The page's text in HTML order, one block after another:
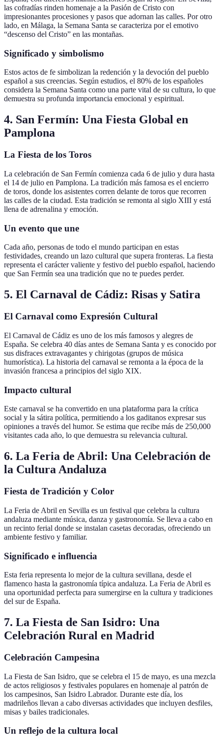
las cofradías rinden homenaje a la Pasión de Cristo con
impresionantes procesiones y pasos que adornan las calles. Por otro
lado, en Málaga, la Semana Santa se caracteriza por el emotivo
“descenso del Cristo” en las montañas.
Significado y simbolismo
Estos actos de fe simbolizan la redención y la devoción del pueblo
español a sus creencias. Según estudios, el 80% de los españoles
considera la Semana Santa como una parte vital de su cultura, lo que
demuestra su profunda importancia emocional y espiritual.
4. San Fermín: Una Fiesta Global en
Pamplona
La Fiesta de los Toros
La celebración de San Fermín comienza cada 6 de julio y dura hasta
el 14 de julio en Pamplona. La tradición más famosa es el encierro
de toros, donde los asistentes corren delante de toros que recorren
las calles de la ciudad. Esta tradición se remonta al siglo XIII y está
llena de adrenalina y emoción.
Un evento que une
Cada año, personas de todo el mundo participan en estas
festividades, creando un lazo cultural que supera fronteras. La fiesta
representa el carácter valiente y festivo del pueblo español, haciendo
que San Fermín sea una tradición que no te puedes perder.
5. El Carnaval de Cádiz: Risas y Satira
El Carnaval como Expresión Cultural
El Carnaval de Cádiz es uno de los más famosos y alegres de
España. Se celebra 40 días antes de Semana Santa y es conocido por
sus disfraces extravagantes y chirigotas (grupos de música
humorística). La historia del carnaval se remonta a la época de la
invasión francesa a principios del siglo XIX.
Impacto cultural
Este carnaval se ha convertido en una plataforma para la crítica
social y la sátira política, permitiendo a los gaditanos expresar sus
opiniones a través del humor. Se estima que recibe más de 250,000
visitantes cada año, lo que demuestra su relevancia cultural.
6. La Feria de Abril: Una Celebración de
la Cultura Andaluza
Fiesta de Tradición y Color
La Feria de Abril en Sevilla es un festival que celebra la cultura
andaluza mediante música, danza y gastronomía. Se lleva a cabo en
un recinto ferial donde se instalan casetas decoradas, ofreciendo un
ambiente festivo y familiar.
Significado e influencia
Esta feria representa lo mejor de la cultura sevillana, desde el
flamenco hasta la gastronomía típica andaluza. La Feria de Abril es
una oportunidad perfecta para sumergirse en la cultura y tradiciones
del sur de España.
7. La Fiesta de San Isidro: Una
Celebración Rural en Madrid
Celebración Campesina
La Fiesta de San Isidro, que se celebra el 15 de mayo, es una mezcla
de actos religiosos y festivales populares en homenaje al patrón de
los campesinos, San Isidro Labrador. Durante este día, los
madrileños llevan a cabo diversas actividades que incluyen desfiles,
misas y bailes tradicionales.
Un reflejo de la cultura local